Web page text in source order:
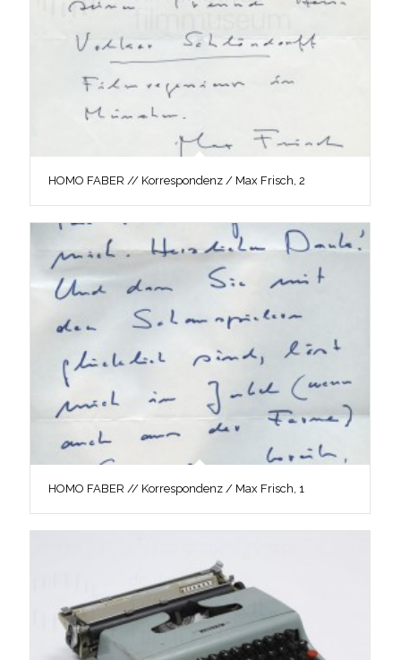
HOMO FABER // Korrespondenz / Max Frisch, 2
HOMO FABER // Korrespondenz / Max Frisch, 1